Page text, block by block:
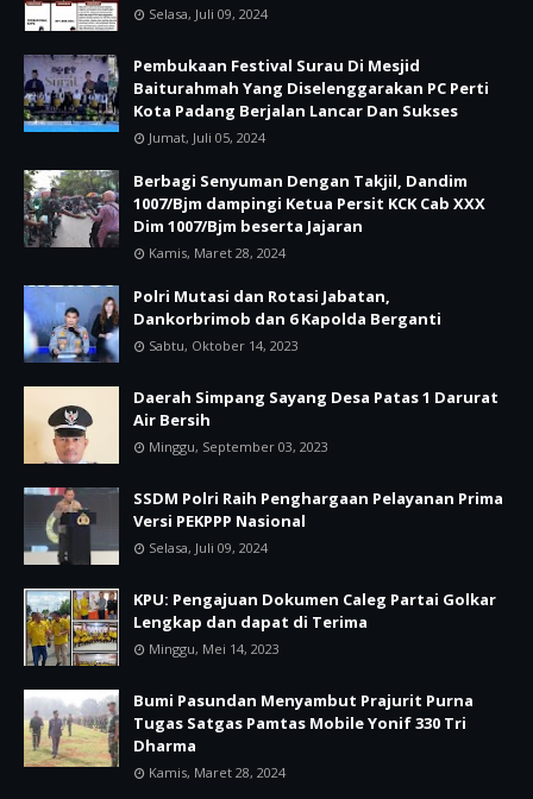
Selasa, Juli 09, 2024
Pembukaan Festival Surau Di Mesjid
Baiturahmah Yang Diselenggarakan PC Perti
Kota Padang Berjalan Lancar Dan Sukses
Jumat, Juli 05, 2024
Berbagi Senyuman Dengan Takjil, Dandim
1007/Bjm dampingi Ketua Persit KCK Cab XXX
Dim 1007/Bjm beserta Jajaran
Kamis, Maret 28, 2024
Polri Mutasi dan Rotasi Jabatan,
Dankorbrimob dan 6 Kapolda Berganti
Sabtu, Oktober 14, 2023
Daerah Simpang Sayang Desa Patas 1 Darurat
Air Bersih
Minggu, September 03, 2023
SSDM Polri Raih Penghargaan Pelayanan Prima
Versi PEKPPP Nasional
Selasa, Juli 09, 2024
KPU: Pengajuan Dokumen Caleg Partai Golkar
Lengkap dan dapat di Terima
Minggu, Mei 14, 2023
Bumi Pasundan Menyambut Prajurit Purna
Tugas Satgas Pamtas Mobile Yonif 330 Tri
Dharma
Kamis, Maret 28, 2024